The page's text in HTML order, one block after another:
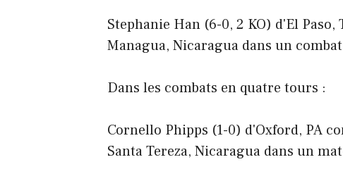
Stephanie Han (6-0, 2 KO) d'El
Managua, Nicaragua dans un
Dans les combats en quatre tours :
Cornello Phipps (1-0) d'Oxford, PA
Santa Tereza, Nicaragua dans un